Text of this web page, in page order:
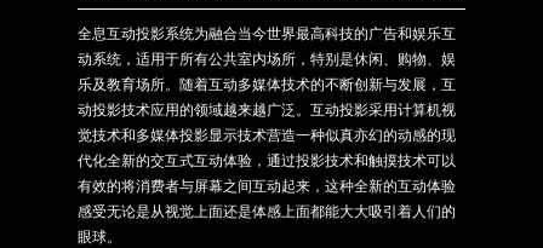
全息互动投影系统为融合当今世界最高科技的广告和娱乐互
动系统，适用于所有公共室内场所，特别是休闲、购物、娱
乐及教育场所。随着互动多媒体技术的不断创新与发展，互
动投影技术应用的领域越来越广泛。互动投影采用计算机视
觉技术和多媒体投影显示技术营造一种似真亦幻的动感的现
代化全新的交互式互动体验，通过投影技术和触摸技术可以
有效的将消费者与屏幕之间互动起来，这种全新的互动体验
感受无论是从视觉上面还是体感上面都能大大吸引着人们的
眼球。